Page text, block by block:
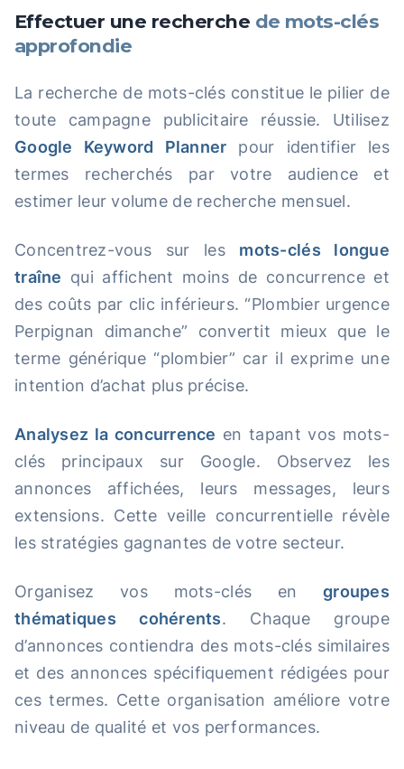
Effectuer une recherche de mots-clés
approfondie
La recherche de mots-clés constitue le pilier de
toute campagne publicitaire réussie. Utilisez
Google Keyword Planner pour identifier les
termes recherchés par votre audience et
estimer leur volume de recherche mensuel.
Concentrez-vous sur les mots-clés longue
traîne qui affichent moins de concurrence et
des coûts par clic inférieurs. “Plombier urgence
Perpignan dimanche” convertit mieux que le
terme générique “plombier” car il exprime une
intention d’achat plus précise.
Analysez la concurrence en tapant vos mots-
clés principaux sur Google. Observez les
annonces affichées, leurs messages, leurs
extensions. Cette veille concurrentielle révèle
les stratégies gagnantes de votre secteur.
Organisez vos mots-clés engroupes
thématiques cohérents. Chaque groupe
d’annonces contiendra des mots-clés similaires
et des annonces spécifiquement rédigées pour
ces termes. Cette organisation améliore votre
niveau de qualité et vos performances.